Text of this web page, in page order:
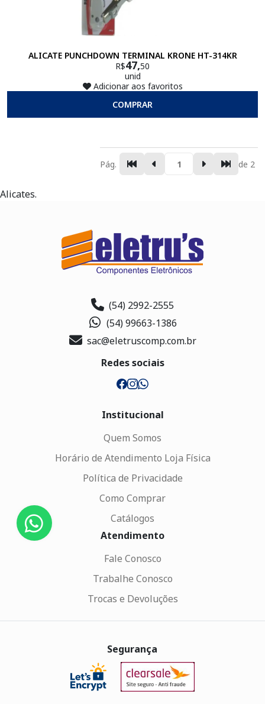
ALICATE PUNCHDOWN TERMINAL KRONE HT-314KR
R$47,50
unid
Adicionar aos favoritos
COMPRAR
Pág. de 2
Alicates.
(54) 2992-2555
(54) 99663-1386
sac@eletruscomp.com.br
Redes sociais
Institucional
Quem Somos
Horário de Atendimento Loja Física
Política de Privacidade
Como Comprar
Catálogos
Atendimento
Fale Conosco
Trabalhe Conosco
Trocas e Devoluções
Segurança